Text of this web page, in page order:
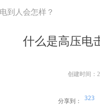
什么是高压电
分享到： 323
创建时间：
到人会怎样？